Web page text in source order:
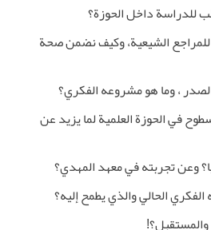
للدراسة داخل الحوزة؟
الشيعية، وكيف نضمن صحة
، وما هو مشروعه الفكري؟
في الحوزة العلمية لما يزيد عن
وعن تجربته في معهد المهدي؟
الحالي والذي يطمح إليه؟